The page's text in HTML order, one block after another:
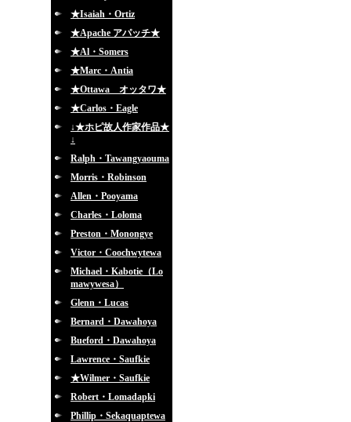
★Isaiah・Ortiz
★Apache アパッチ★
★Al・Somers
★Marc・Antia
★Ottawa オッタワ★
★Carlos・Eagle
↓★ホピ故人作家作品★
↓
Ralph・Tawangyaouma
Morris・Robinson
Allen・Pooyama
Charles・Loloma
Preston・Monongye
Victor・Coochwytewa
Michael・Kabotie（Lo
mawywesa）
Glenn・Lucas
Bernard・Dawahoya
Bueford・Dawahoya
Lawrence・Saufkie
★Wilmer・Saufkie
Robert・Lomadapki
Phillip・Sekaquaptewa